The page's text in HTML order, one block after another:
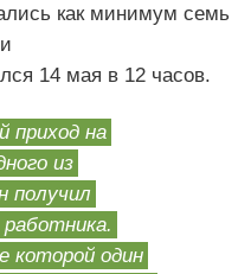
как минимум семь
14 мая в 12 часов.
приход на
из
получил
которой один